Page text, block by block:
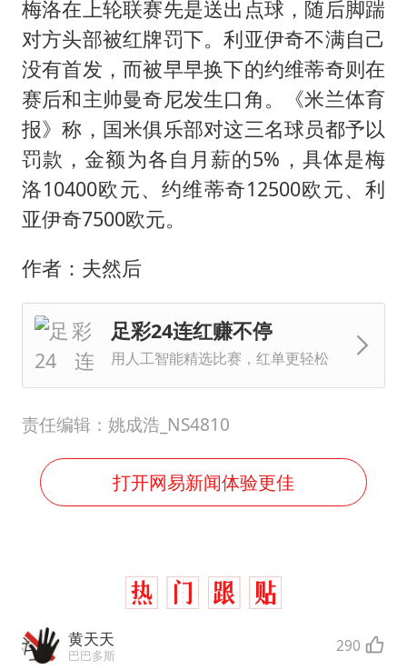
梅洛在上轮联赛先是送出点球，随后脚踹
对方头部被红牌罚下。利亚伊奇不满自己
没有首发，而被早早换下的约维蒂奇则在
赛后和主帅曼奇尼发生口角。《米兰体育
报》称，国米俱乐部对这三名球员都予以
罚款，金额为各自月薪的5%，具体是梅
洛10400欧元、约维蒂奇12500欧元、利
亚伊奇7500欧元。
作者：夫然后
足彩24连红赚不停
用人工智能精选比赛，红单更轻松
责任编辑：姚成浩_NS4810
打开网易新闻体验更佳
黄天天
巴巴多斯 290